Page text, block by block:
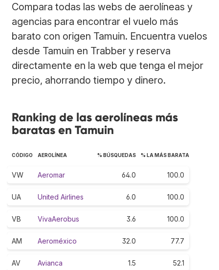
Compara todas las webs de aerolíneas y
agencias para encontrar el vuelo más
barato con origen Tamuin. Encuentra vuelos
desde Tamuin en Trabber y reserva
directamente en la web que tenga el mejor
precio, ahorrando tiempo y dinero.
Ranking de las aerolíneas más
baratas en Tamuin
CÓDIGO AEROLÍNEA % BÚSQUEDAS % LA MÁS BARATA
VW Aeromar 64.0 100.0
UA United Airlines 6.0 100.0
VB VivaAerobus 3.6 100.0
AM Aeroméxico 32.0 77.7
AV Avianca 1.5 52.1